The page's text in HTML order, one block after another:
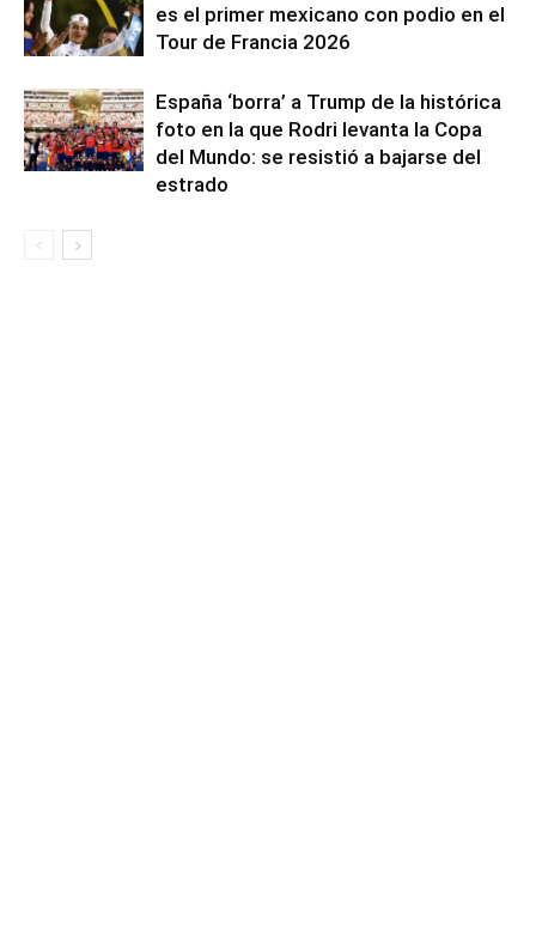
es el primer mexicano con podio en el
Tour de Francia 2026
España ‘borra’ a Trump de la histórica
foto en la que Rodri levanta la Copa
del Mundo: se resistió a bajarse del
estrado